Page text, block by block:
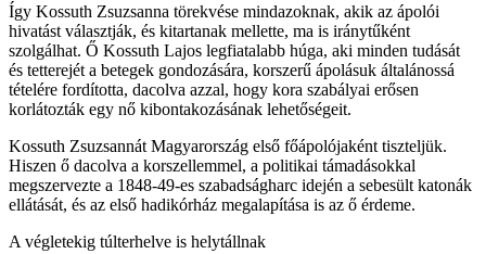
Így Kossuth Zsuzsanna törekvése mindazoknak, akik az ápolói
hivatást választják, és kitartanak mellette, ma is iránytűként
szolgálhat. Ő Kossuth Lajos legfiatalabb húga, aki minden tudását
és tetterejét a betegek gondozására, korszerű ápolásuk általánossá
tételére fordította, dacolva azzal, hogy kora szabályai erősen
korlátozták egy nő kibontakozásának lehetőségeit.
Kossuth Zsuzsannát Magyarország első főápolójaként tiszteljük.
Hiszen ő dacolva a korszellemmel, a politikai támadásokkal
megszervezte a 1848-49-es szabadságharc idején a sebesült katonák
ellátását, és az első hadikórház megalapítása is az ő érdeme.
A végletekig túlterhelve is helytállnak